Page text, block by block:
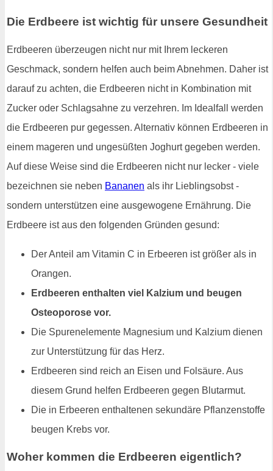
Die Erdbeere ist wichtig für unsere Gesundheit
Erdbeeren überzeugen nicht nur mit Ihrem leckeren
Geschmack, sondern helfen auch beim Abnehmen. Daher ist
darauf zu achten, die Erdbeeren nicht in Kombination mit
Zucker oder Schlagsahne zu verzehren. Im Idealfall werden
die Erdbeeren pur gegessen. Alternativ können Erdbeeren in
einem mageren und ungesüßten Joghurt gegeben werden.
Auf diese Weise sind die Erdbeeren nicht nur lecker - viele
bezeichnen sie neben Bananen als ihr Lieblingsobst -
sondern unterstützen eine ausgewogene Ernährung. Die
Erdbeere ist aus den folgenden Gründen gesund:
Der Anteil am Vitamin C in Erbeeren ist größer als in
Orangen.
Erdbeeren enthalten viel Kalzium und beugen
Osteoporose vor.
Die Spurenelemente Magnesium und Kalzium dienen
zur Unterstützung für das Herz.
Erdbeeren sind reich an Eisen und Folsäure. Aus
diesem Grund helfen Erdbeeren gegen Blutarmut.
Die in Erbeeren enthaltenen sekundäre Pflanzenstoffe
beugen Krebs vor.
Woher kommen die Erdbeeren eigentlich?